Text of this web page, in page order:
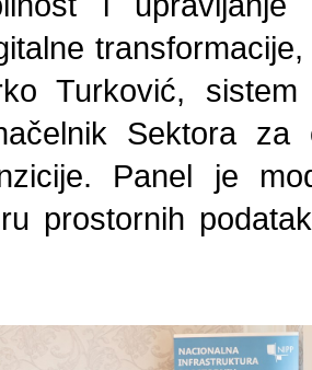
Turković,
Sektora
Panel je
prostornih